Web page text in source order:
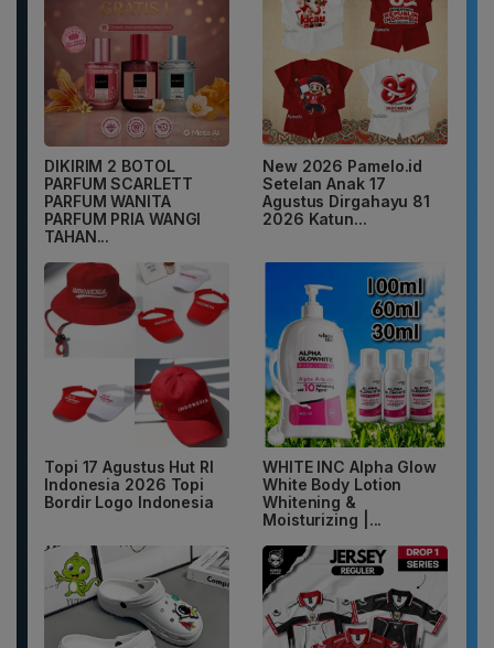
DIKIRIM 2 BOTOL
PARFUM SCARLETT
PARFUM WANITA
PARFUM PRIA WANGI
TAHAN...
New 2026 Pamelo.id
Setelan Anak 17
Agustus Dirgahayu 81
2026 Katun...
Topi 17 Agustus Hut RI
Indonesia 2026 Topi
Bordir Logo Indonesia
WHITE INC Alpha Glow
White Body Lotion
Whitening &
Moisturizing |...